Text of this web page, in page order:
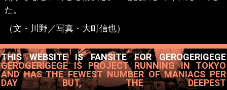
た。
（文・川野／写真・大町信也）
THIS WEBSITE IS FANSITE FOR GEROGERIGEGE
GEROGERIGEGE IS PROJECT RUNNING IN TOKYO
AND HAS THE FEWEST NUMBER OF MANIACS PER
DAY BUT, THE DEEPEST